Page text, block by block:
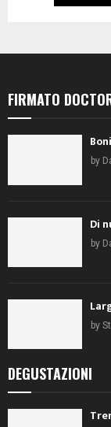
FIRMATO
by
Di
by
by
DEGUSTAZIONI